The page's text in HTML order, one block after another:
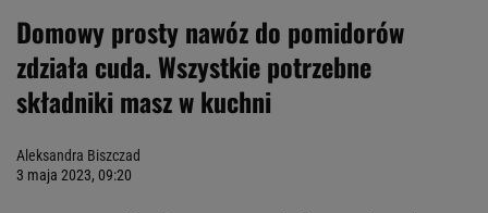
Domowy prosty nawóz do pomidorów
zdziała cuda. Wszystkie potrzebne
składniki masz w kuchni
Aleksandra Biszczad
3 maja 2023, 09:20